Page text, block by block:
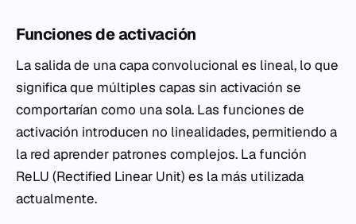
Funciones de activación
La salida de una capa convolucional es lineal, lo que
significa que múltiples capas sin activación se
comportarían como una sola. Las funciones de
activación introducen no linealidades, permitiendo a
la red aprender patrones complejos. La función
ReLU (Rectified Linear Unit) es la más utilizada
actualmente.